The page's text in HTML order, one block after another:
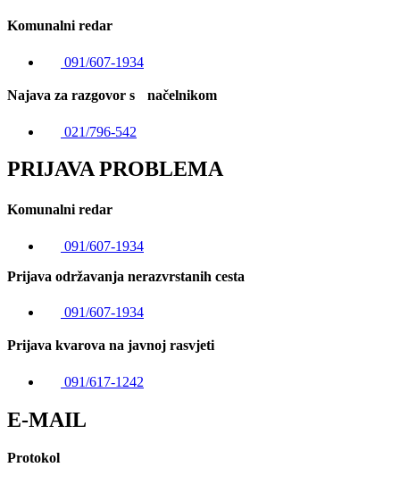
Komunalni redar
091/607-1934
Najava za razgovor s načelnikom
021/796-542
PRIJAVA PROBLEMA
Komunalni redar
091/607-1934
Prijava održavanja nerazvrstanih cesta
091/607-1934
Prijava kvarova na javnoj rasvjeti
091/617-1242
E-MAIL
Protokol